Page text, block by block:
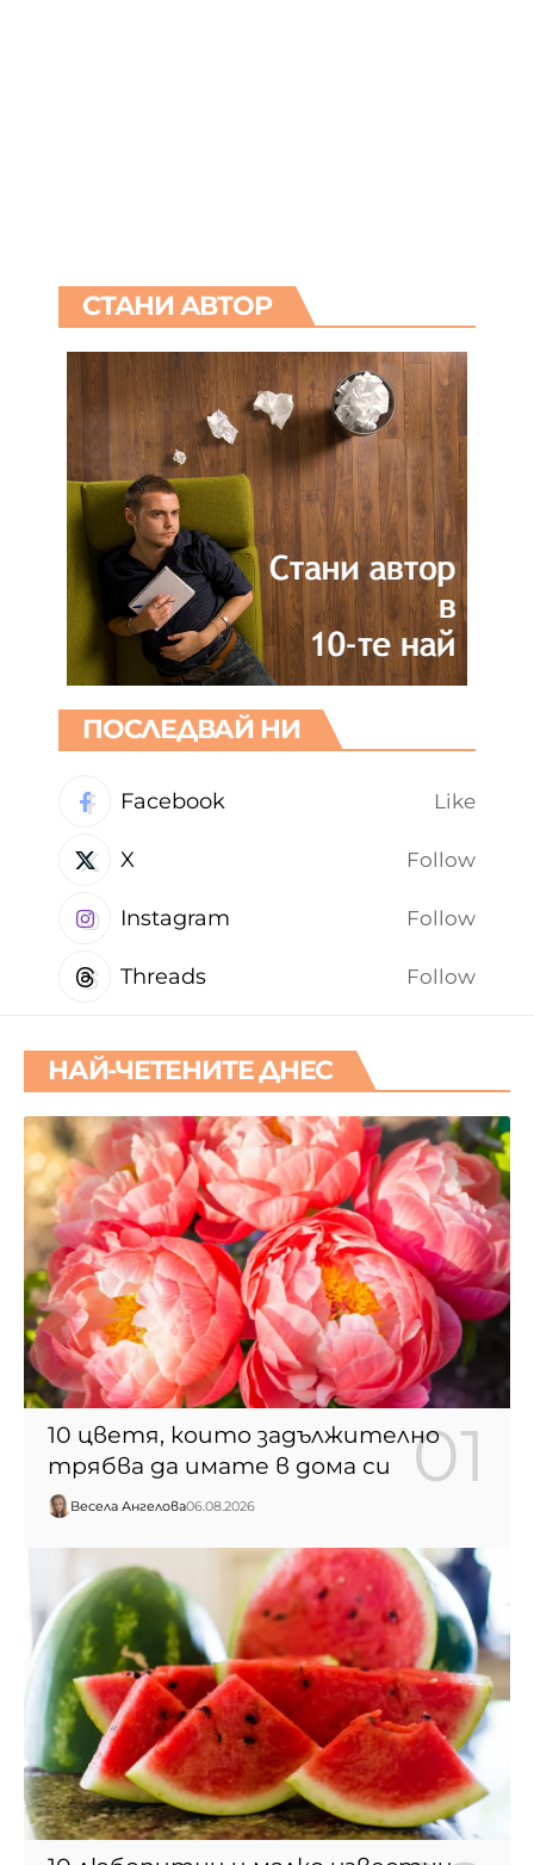
СТАНИ АВТОР
ПОСЛЕДВАЙ НИ
Facebook Like
X Follow
Instagram Follow
Threads Follow
НАЙ-ЧЕТЕНИТЕ ДНЕС
10 цветя, които задължително
трябва да имате в дома си
Весела Ангелова06.08.2026